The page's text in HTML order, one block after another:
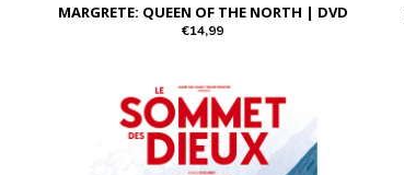
MARGRETE: QUEEN OF THE NORTH | DVD
€14,99